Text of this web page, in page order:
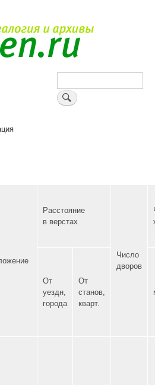
основному
содержанию
Поиск
Расстояние
в верстах
Число
дворов
От
уездн,
города
От
станов,
кварт.